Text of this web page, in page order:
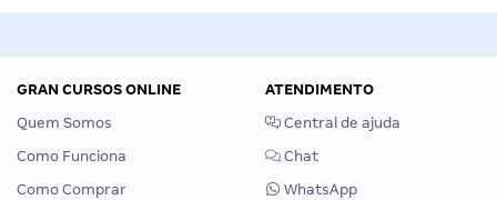
GRAN CURSOS ONLINE
Quem Somos
Como Funciona
Como Comprar
ATENDIMENTO
Central de ajuda
Chat
WhatsApp